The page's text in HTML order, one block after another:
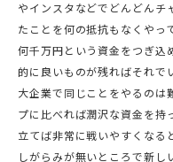
やインスタなどでどんどんチ
たことを何の抵抗もなくやっ
何千万円という資金をつぎ込
的に良いものが残ればそれで
大企業で同じことをやるのは
プに比べれば潤沢な資金を持
立てば非常に戦いやすくなる
しがらみが無いところで新し